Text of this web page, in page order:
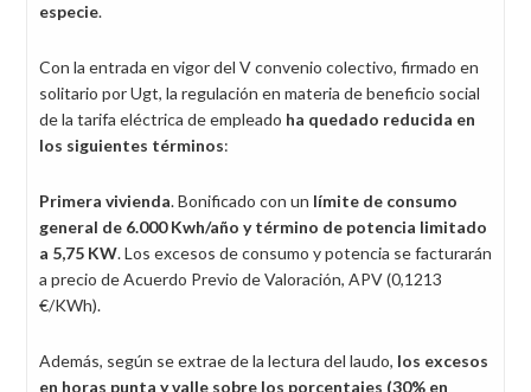
especie.
Con la entrada en vigor del V convenio colectivo, firmado en
solitario por Ugt, la regulación en materia de beneficio social
de la tarifa eléctrica de empleado ha quedado reducida en
los siguientes términos:
Primera vivienda. Bonificado con un límite de consumo
general de 6.000 Kwh/año y término de potencia limitado
a 5,75 KW. Los excesos de consumo y potencia se facturarán
a precio de Acuerdo Previo de Valoración, APV (0,1213
€/KWh).
Además, según se extrae de la lectura del laudo, los excesos
en horas punta y valle sobre los porcentajes (30% en